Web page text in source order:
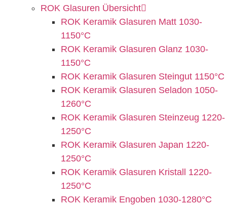
ROK Glasuren Übersicht
ROK Keramik Glasuren Matt 1030-
1150°C
ROK Keramik Glasuren Glanz 1030-
1150°C
ROK Keramik Glasuren Steingut 1150°C
ROK Keramik Glasuren Seladon 1050-
1260°C
ROK Keramik Glasuren Steinzeug 1220-
1250°C
ROK Keramik Glasuren Japan 1220-
1250°C
ROK Keramik Glasuren Kristall 1220-
1250°C
ROK Keramik Engoben 1030-1280°C